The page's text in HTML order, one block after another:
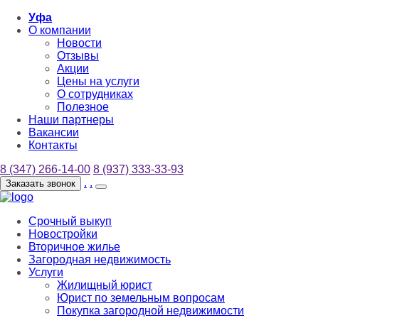
Уфа
О компании
Новости
Отзывы
Акции
Цены на услуги
О сотрудниках
Полезное
Наши партнеры
Вакансии
Контакты
8 (347) 266-14-00 8 (937) 333-33-93
Заказать звонок . .
Срочный выкуп
Новостройки
Вторичное жилье
Загородная недвижимость
Услуги
Жилищный юрист
Юрист по земельным вопросам
Покупка загородной недвижимости